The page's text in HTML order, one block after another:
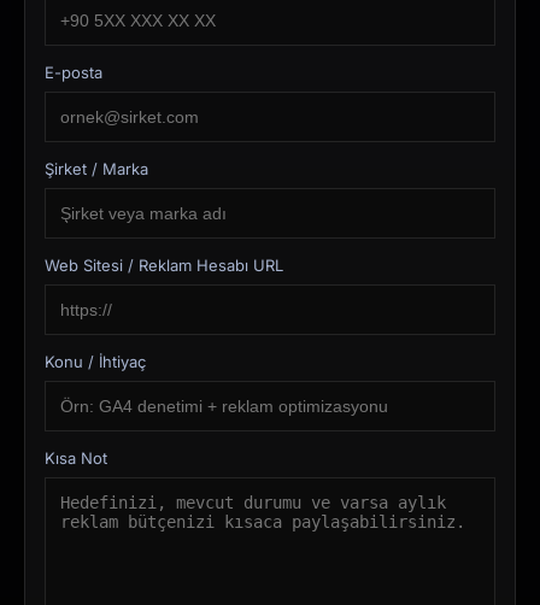
E-posta
Şirket / Marka
Web Sitesi / Reklam Hesabı URL
Konu / İhtiyaç
Kısa Not